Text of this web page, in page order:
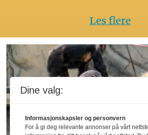
Les flere
Dine valg:
Informasjonskapsler og personvern
For å gi deg relevante annonser på vårt